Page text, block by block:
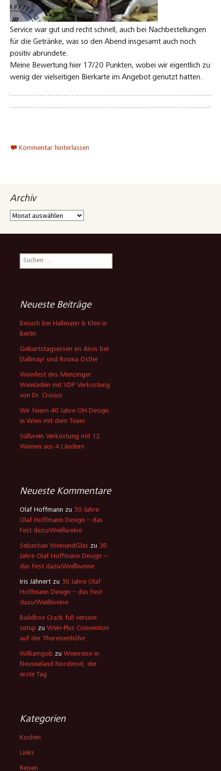
Service war gut und recht schnell, auch bei Nachbestellungen
für die Getränke, was so den Abend insgesamt auch noch
positiv abrundete.
Meine Bewertung hier 17/20 Punkten, wobei wir eigentlich zu
wenig der vielseitigen Bierkarte im Angebot genutzt hatten.
Kommentar hinterlassen
Archiv
Archiv
Suchen
nach:
Neueste Beiträge
Besuch bei Hallmann & Klee in
Berlin
Geburtstagsessen im Alois bei
Dallmayr und Rosina Ostler
Weinfest des Menzinger
Weinladen mit VDP Verkostung
von Dr. Crusius
Wir feiern 40 Jahre OH Design
in Wien mit dem Team
Süßwein Verkostung mit 12
Weinen aus 4 Ländern
Neueste Kommentare
Olaf Hoffmann zu 30 Jahre
Olaf Hoffmann Design – das
Fest dazu/Weißweine
Sebastian WeinundGlas zu 30
Jahre Olaf Hoffmann Design –
das Fest dazu/Weißweine
Iris Jähnert zu 30 Jahre Olaf
Hoffmann Design – das Fest
dazu/Weißweine
Buildbox Crack full version
setup zu Wein-Plus Convention
auf der Theresienhöhe
Williamgob zu Weinreise in
Neuseeland Nordinsel, der
erste Tag
Kategorien
Kochen
Links
Reisen